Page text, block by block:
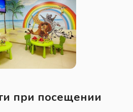
при посещении